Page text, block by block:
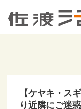
【ケヤキ・ス
り近隣にご迷